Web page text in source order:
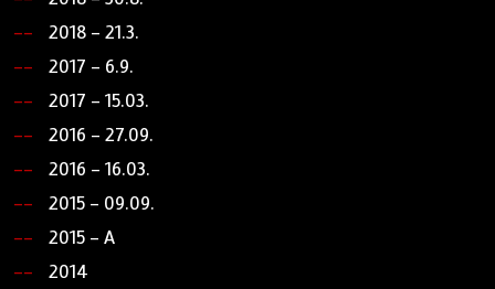
2018 - 21.3.
2017 - 6.9.
2017 - 15.03.
2016 - 27.09.
2016 - 16.03.
2015 - 09.09.
2015 - A
2014